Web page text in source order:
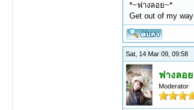
*~ฟางลอย~*
Get out of my way
Sat, 14 Mar 09, 09:58
ฟางลอย
Moderator